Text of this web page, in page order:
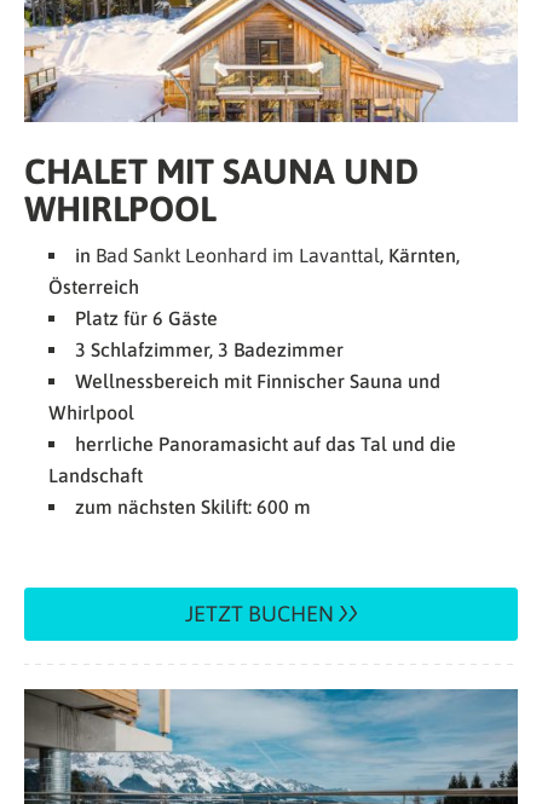
CHALET MIT SAUNA UND
WHIRLPOOL
in Bad Sankt Leonhard im Lavanttal, Kärnten,
Österreich
Platz für 6 Gäste
3 Schlafzimmer, 3 Badezimmer
Wellnessbereich mit Finnischer Sauna und
Whirlpool
herrliche Panoramasicht auf das Tal und die
Landschaft
zum nächsten Skilift: 600 m
JETZT BUCHEN